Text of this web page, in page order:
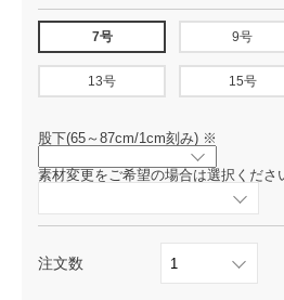
7号 9号
13号 15号
股下(65～87cm/1cm刻み) ※
素材変更をご希望の場合は選択くださ
注文数